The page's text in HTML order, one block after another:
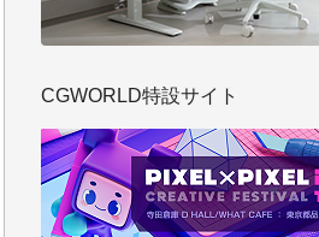
CGWORLD特設サイト